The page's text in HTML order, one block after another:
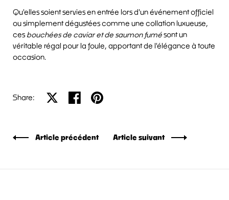
Qu'elles soient servies en entrée lors d'un événement officiel
ou simplement dégustées comme une collation luxueuse,
ces bouchées de caviar et de saumon fumésont un
véritable régal pour la foule, apportant de l'élégance à toute
occasion.
Share: Partager sur XPartager sur Facebook
Partager sur Pinterest
Article précédent Article suivant